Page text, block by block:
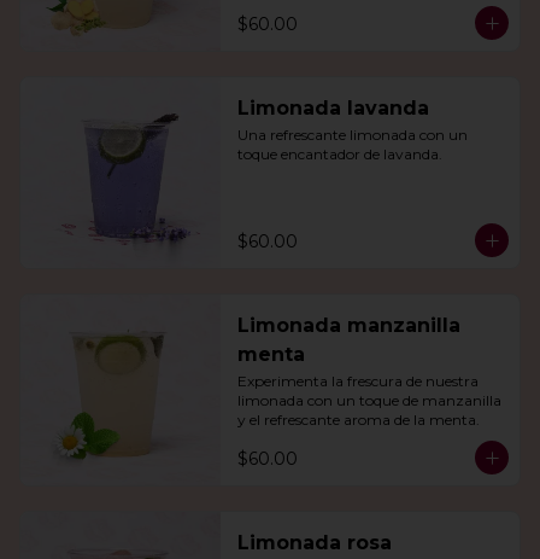
$60.00
Limonada lavanda
Una refrescante limonada con un
toque encantador de lavanda.
$60.00
Limonada manzanilla
menta
Experimenta la frescura de nuestra
limonada con un toque de manzanilla
y el refrescante aroma de la menta.
$60.00
Limonada rosa